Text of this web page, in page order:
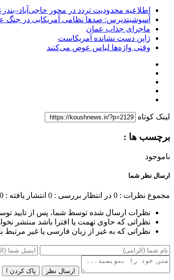
اطلاعیه محدودیت تردد در محور
آسوشیتدپرس: صدها نظامی آمریکایی در جنگ
ماجرای جذاب عمان
ژاپن دست نشانده آمریکاست
وقتی واژه‌ها لباس عوض می‌کنند
لینک کوتاه
برچسب ها :
ناموجود
ارسال نظر شما
مجموع نظرات : 0 در انتظار بررسی : 0 انتشار یافته : 0
نظرات ارسال شده توسط شما، پس از تایید
نظراتی که حاوی تهمت یا افترا باشد منتشر
نظراتی که به غیر از زبان فارسی یا غیر مرتبط
ارسال نظر پاک کردن !